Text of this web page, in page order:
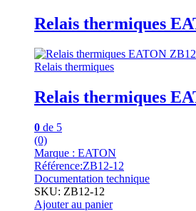
Relais thermiques
Relais thermiques
Relais thermiques
0 de 5
(0)
Marque : EATON
Référence:ZB12-12
Documentation technique
SKU: ZB12-12
Ajouter au panier